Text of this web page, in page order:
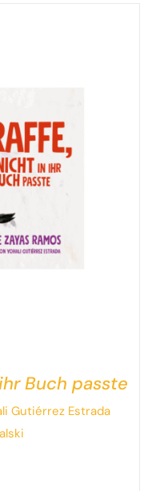
Buch passte
Gutiérrez Estrada